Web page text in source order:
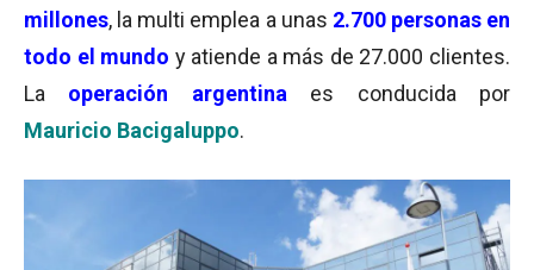
millones, la multi emplea a unas 2.700 personas en
todo el mundo y atiende a más de 27.000 clientes.
La operación argentina es conducida por
Mauricio Bacigaluppo.